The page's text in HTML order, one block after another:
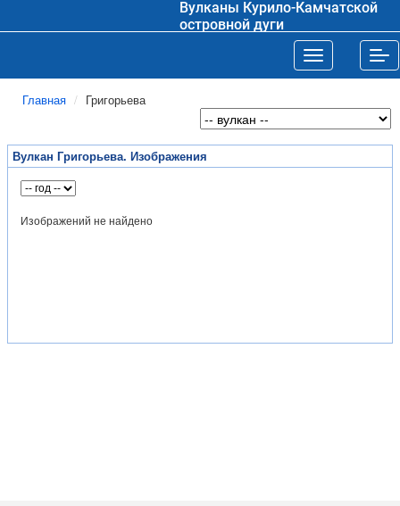
Вулканы Курило-Камчатской
островной дуги
Toggle
Главная Григорьева
Вулкан Григорьева. Изображения
Изображений не найдено